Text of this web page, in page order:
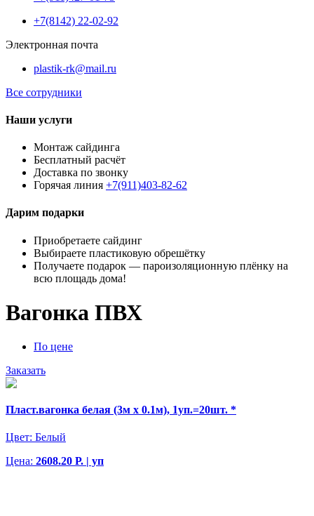
+7(8142) 22-02-92
Электронная почта
plastik-rk@mail.ru
Все сотрудники
Наши услуги
Монтаж сайдинга
Бесплатный расчёт
Доставка по звонку
Горячая линия +7(911)403-82-62
Дарим подарки
Приобретаете сайдинг
Выбираете пластиковую обрешётку
Получаете подарок — пароизоляционную плёнку на
всю площадь дома!
Вагонка ПВХ
По цене
Заказать
Пласт.вагонка белая (3м х 0.1м), 1уп.=20шт. *
Цвет: Белый
Цена: 2608.20 Р. | уп